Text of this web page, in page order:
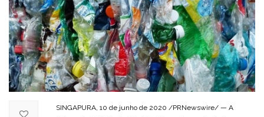
SINGAPURA, 10 de junho de 2020 /PRNewswire/ — A